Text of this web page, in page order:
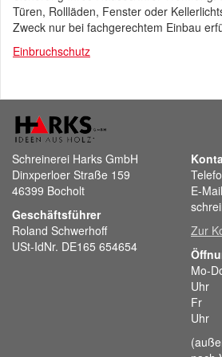
Türen, Rollläden, Fenster oder
Zweck nur bei fachgerechtem Einbau
Einbruchschutz
Schreinerei Harks GmbH
Dinxperloer Straße 159
46399 Bocholt
Geschäftsführer
Roland Schwerhoff
USt-IdNr. DE165 654654
E-
Zur
Mo-
Uhr
Fr
Uhr